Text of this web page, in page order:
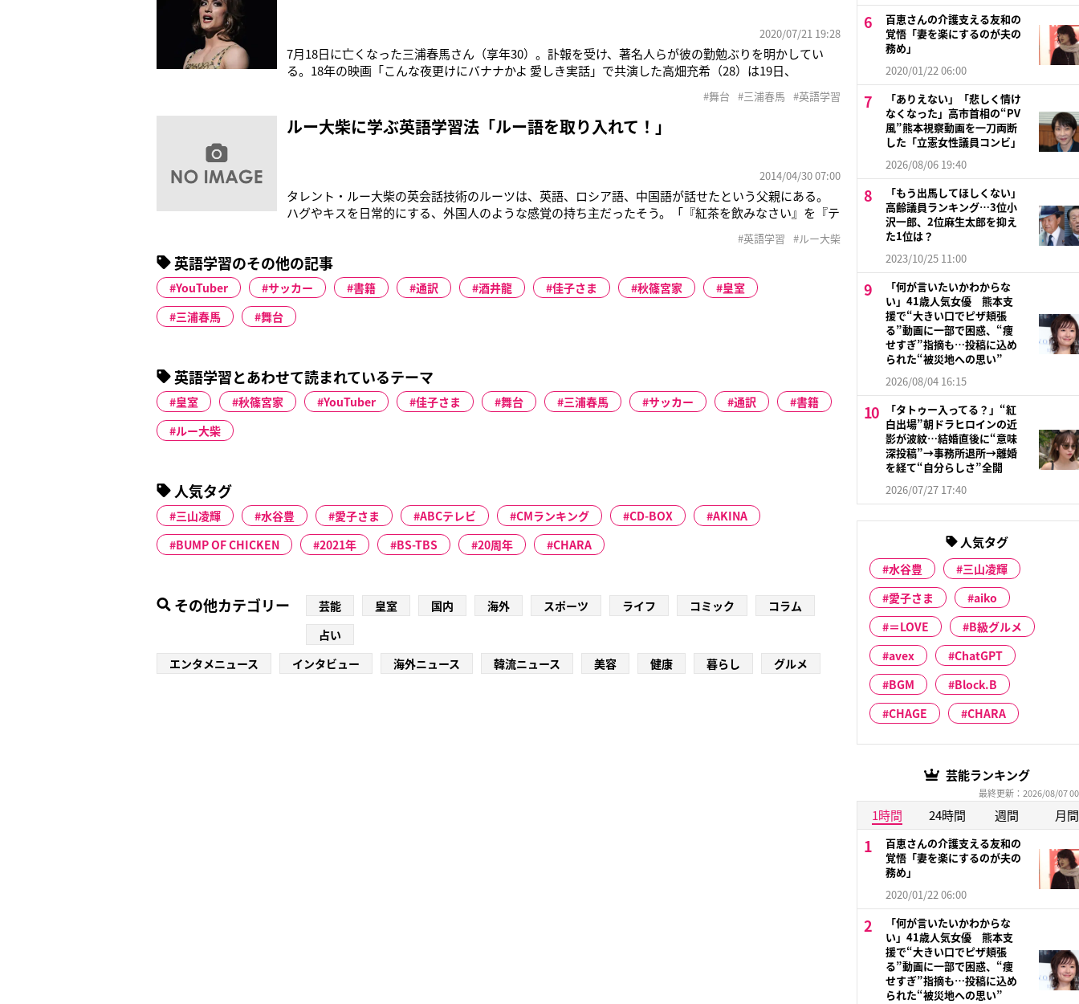
2020/07/21 19:28
7月18日に亡くなった三浦春馬さん（享年30）。訃報を受け、著名人らが彼の勤勉ぶりを明かしてい
る。18年の映画「こんな夜更けにバナナかよ 愛しき実話」で共演した高畑充希（28）は19日、
が自粛中、彼女に送った「僕たちは辛い時間を過ごしているけど、でも笑顔は忘れないで！ だって笑
顔は免疫力を上げてくれ
#舞台 #三浦春馬 #英語学習
ルー大柴に学ぶ英語学習法「ルー語を取り入れて！」
2014/04/30 07:00
タレント・ルー大柴の英会話技術のルーツは、英語、ロシア語、中国語が話せたという父親にある。
ハグやキスを日常的にする、外国人のような感覚の持ち主だったそう。「『紅茶を飲みなさい』を『テ
サン(私の息子)』って呼ばれていて。僕もすでに高校時代、帰国子女のガールフレンドに“ルー語”で話
していました」高校卒業後には北
#英語学習 #ルー大柴
英語学習のその他の記事
YouTuber サッカー 書籍 通訳 酒井龍 佳子さま 秋篠宮家
皇室
三浦春馬
舞台
英語学習とあわせて読まれているテーマ
皇室 秋篠宮家 YouTuber 佳子さま 舞台 三浦春馬 サッカー 通訳
書籍
ルー大柴
人気タグ
三山凌輝 水谷豊 愛子さま ABCテレビ CMランキング CD-BOX
AKINA
BUMP OF CHICKEN
2021年 BS-TBS 20周年 CHARA
その他カテゴリー 芸能 皇室 国内 海外 スポーツ ライフ コミック
コラム
占い
エンタメニュース
インタビュー 海外ニュース 韓流ニュース 美容 健康 暮らし グルメ
百恵さんの介護支える友和の
覚悟「妻を楽にするのが夫の
務め」
2020/01/22 06:00
「ありえない」「悲しく情け
なくなった」高市首相の“PV
風”熊本視察動画を一刀両断
した「立憲女性議員コンビ」
2026/08/06 19:40
「もう出馬してほしくない」
高齢議員ランキング…3位小
沢一郎、2位麻生太郎を抑え
た1位は？
2023/10/25 11:00
「何が言いたいかわからな
い」41歳人気女優 熊本支
援で“大きい口でピザ頬張
る”動画に一部で困惑、“痩
せすぎ”指摘も…投稿に込め
られた“被災地への思い”
2026/08/04 16:15
「タトゥー入ってる？」“紅
白出場”朝ドラヒロインの近
影が波紋…結婚直後に“意味
深投稿”→事務所退所→離婚
を経て“自分らしさ”全開
2026/07/27 17:40
人気タグ
水谷豊
三山凌輝
愛子さま
aiko
＝LOVE
B級グルメ
avex
ChatGPT
BGM
Block.B
CHAGE
CHARA
芸能ランキング
最終更新：2026/08/07
1時間 24時間 週間 月間
百恵さんの介護支える友和の
覚悟「妻を楽にするのが夫の
務め」
2020/01/22 06:00
「何が言いたいかわからな
い」41歳人気女優 熊本支
援で“大きい口でピザ頬張
る”動画に一部で困惑、“痩
せすぎ”指摘も…投稿に込め
られた“被災地への思い”